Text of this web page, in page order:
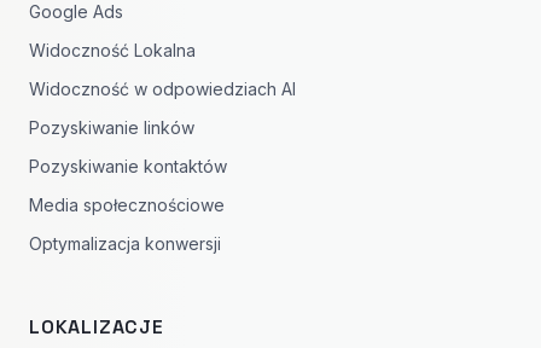
Google Ads
Widoczność Lokalna
Widoczność w odpowiedziach AI
Pozyskiwanie linków
Pozyskiwanie kontaktów
Media społecznościowe
Optymalizacja konwersji
LOKALIZACJE